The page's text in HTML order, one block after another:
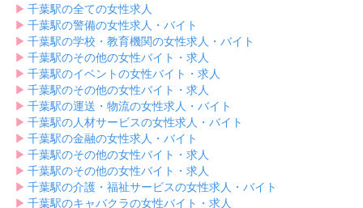
▶︎ 千葉駅の全ての女性求人
▶︎ 千葉駅の警備の女性求人・バイト
▶︎ 千葉駅の学校・教育機関の女性求人・バイト
▶︎ 千葉駅のその他の女性バイト・求人
▶︎ 千葉駅のイベントの女性バイト・求人
▶︎ 千葉駅のその他の女性バイト・求人
▶︎ 千葉駅の運送・物流の女性求人・バイト
▶︎ 千葉駅の人材サービスの女性求人・バイト
▶︎ 千葉駅の金融の女性求人・バイト
▶︎ 千葉駅のその他の女性バイト・求人
▶︎ 千葉駅のその他の女性バイト・求人
▶︎ 千葉駅の介護・福祉サービスの女性求人・バイト
▶︎ 千葉駅のキャバクラの女性バイト・求人